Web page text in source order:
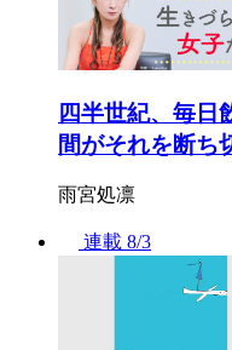
四半世紀、毎日
間がそれを断ち
雨宮処凛
連載 8/3